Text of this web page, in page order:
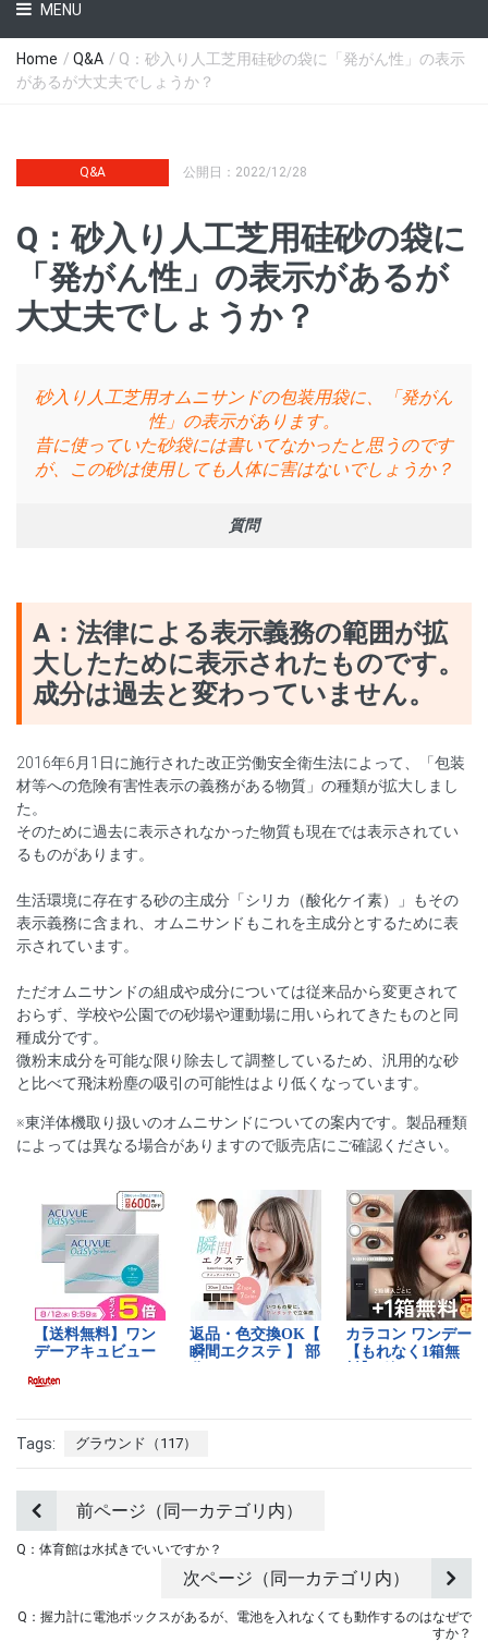
MENU
Home / Q&A / Q：砂入り人工芝用硅砂の袋に「発がん性」の表示
があるが大丈夫でしょうか？
Q&A 公開日：2022/12/28
Q：砂入り人工芝用硅砂の袋に
「発がん性」の表示があるが
大丈夫でしょうか？
砂入り人工芝用オムニサンドの包装用袋に、「発がん
性」の表示があります。
昔に使っていた砂袋には書いてなかったと思うのです
が、この砂は使用しても人体に害はないでしょうか？
質問
A：法律による表示義務の範囲が拡
大したために表示されたものです。
成分は過去と変わっていません。
2016年6月1日に施行された改正労働安全衛生法によって、「包装
材等への危険有害性表示の義務がある物質」の種類が拡大しまし
た。
そのために過去に表示されなかった物質も現在では表示されてい
るものがあります。
生活環境に存在する砂の主成分「シリカ（酸化ケイ素）」もその
表示義務に含まれ、オムニサンドもこれを主成分とするために表
示されています。
ただオムニサンドの組成や成分については従来品から変更されて
おらず、学校や公園での砂場や運動場に用いられてきたものと同
種成分です。
微粉末成分を可能な限り除去して調整しているため、汎用的な砂
と比べて飛沫粉塵の吸引の可能性はより低くなっています。
※東洋体機取り扱いのオムニサンドについての案内です。製品種類
によっては異なる場合がありますので販売店にご確認ください。
Tags: グラウンド（117）
前ページ（同一カテゴリ内）
Q：体育館は水拭きでいいですか？
次ページ（同一カテゴリ内）
Q：握力計に電池ボックスがあるが、電池を入れなくても動作するのはなぜで
すか？